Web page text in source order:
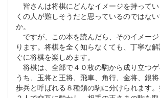
皆さんは将棋にどんなイメージを持って
くの人が難しそうだと思っているのではな
か。
ですが、この本を読んだら、そのイメー
ります。将棋を全く知らなくても、丁寧な
ぐに将棋を楽しめます。
将棋は、全部で４０枚の駒から成り立つ
うち、玉将と王将、飛車、角行、金将、銀将
歩兵と呼ばれる８種類の駒に分けられます